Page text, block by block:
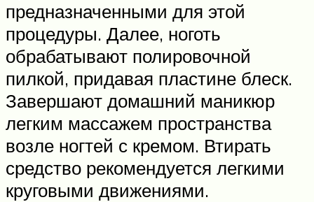
предназначенными для этой
процедуры. Далее, ноготь
обрабатывают полировочной
пилкой, придавая пластине блеск.
Завершают домашний маникюр
легким массажем пространства
возле ногтей с кремом. Втирать
средство рекомендуется легкими
круговыми движениями.